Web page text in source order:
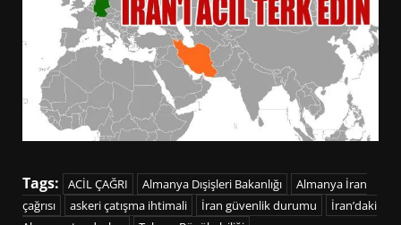
Tags: ACİL ÇAĞRI Almanya Dışişleri Bakanlığı
Almanya İran
çağrısı
askeri çatışma ihtimali İran güvenlik durumu
İran’daki